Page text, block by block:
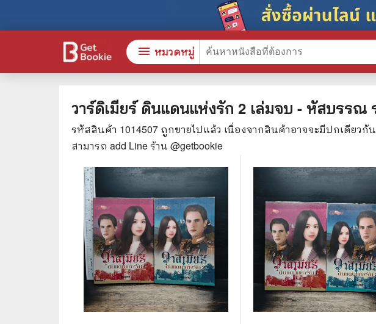
วาร์ดิเมียร์ ดินแดนแห่งรัก 2 เล่มจบ - หัสบรรณ
รหัสสินค้า 1014507 ถูกขายไปแล้ว เนื่องจากสินค้าอาจจะมีปกเดียว
สามารถ add Line ร้าน @getbookie
menu หมวดหมู่
ห
หนังสือทั้งหมด
สินค้าใช้เฉพาะแต้มเท่านั้น
📚 หนังสือทั่วไป
😁 จิตวิทยา พัฒนาตนเอง
👔 ธุรกิจ เศรษฐศาสตร์
📜 ประวัติศาสตร์
👤 ประวัติบุคคล ประสบการณ์ชีวิต
⚖️ กฎหมาย
💬 ภาษาศาสตร์
💉 การแพทย์
👮‍♀️ คู่มือเตรียมสอบราชการ
🏫 หนังสือเรียน
👩‍🏫 แนะแนวการศึกษา
การศึกษาและการสอน